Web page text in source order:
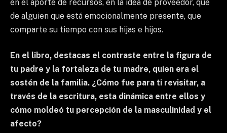
en el aporte de recursos, en la idea de proveedor, que
de alguien que está emocionalmente presente, que
comparte su tiempo con sus hijas e hijos.
En el libro, destacas el contraste entre la figura de
tu padre y la fortaleza de tu madre, quien era el
sostén de la familia. ¿Cómo fue para ti revisitar, a
través de la escritura, esta dinámica entre ellos y
cómo moldeó tu percepción de la masculinidad y el
afecto?